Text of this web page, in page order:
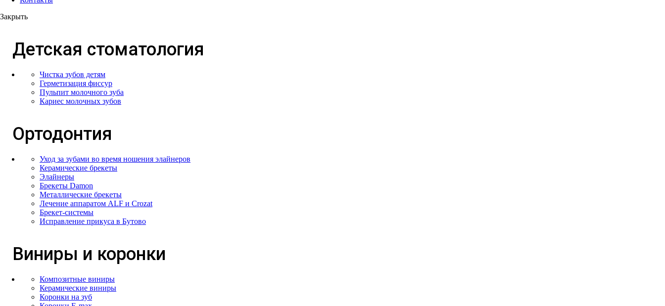
Закрыть
Детская стоматология
Чистка зубов детям
Герметизация фиссур
Пульпит молочного зуба
Кариес молочных зубов
Ортодонтия
Уход за зубами во время ношения элайнеров
Керамические брекеты
Элайнеры
Брекеты Damon
Металлические брекеты
Лечение аппаратом ALF и Сrozat
Брекет-системы
Исправление прикуса в Бутово
Виниры и коронки
Композитные виниры
Керамические виниры
Коронки на зуб